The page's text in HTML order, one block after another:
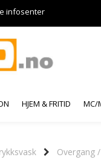
infosenter
HJEM & FRITID MC/
Overgang